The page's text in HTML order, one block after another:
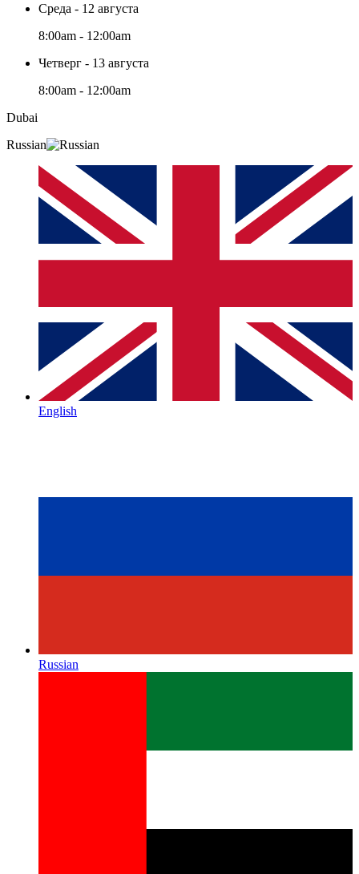
Среда - 12 августа
8:00am - 12:00am
Четверг - 13 августа
8:00am - 12:00am
Dubai
Russian
English
Russian